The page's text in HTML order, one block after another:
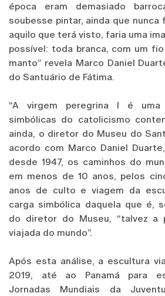
época eram demasiado
soubesse pintar, ainda que
aquilo que terá visto, faria uma
possível: toda branca, com um
manto” revela Marco Daniel
do Santuário de Fátima.
“A virgem peregrina I é
simbólicas do catolicismo
ainda, o diretor do Museu do
acordo com Marco Daniel
desde 1947, os caminhos do
em menos de 10 anos, pelos
anos de culto e viagem da
carga simbólica daquela que é,
do diretor do Museu, “talvez a
viajada do mundo”.
Após esta análise, a escultura
2019, até ao Panamá para
Jornadas Mundiais da